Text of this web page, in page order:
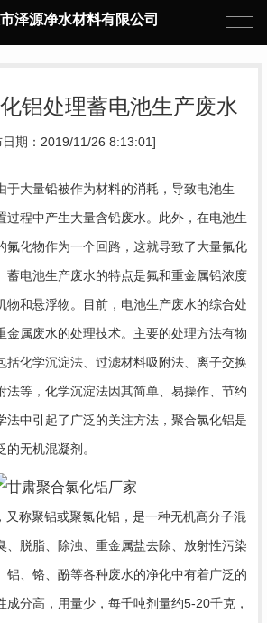
泽源净水材料有限公司
铝处理蓄电池生产废水
日期：2019/11/26 8:13:01]
于大量铅被作为材料的消耗，导致电池生
过程中产生大量含铅废水。此外，在电池生
氟化物作为一个回路，这就导致了大量氟化
蓄电池生产废水的特点是氟和重金属铅浓度
物和悬浮物。目前，电池生产废水的综合处
金属废水的处理技术。主要的处理方法有物
括化学沉淀法、过滤材料吸附法、离子交换
法等，化学沉淀法因其简单、易操作、节约
法中引起了广泛的关注方法，聚合氯化铝是
无机混凝剂。
又称聚铝或聚氯化铝，是一种无机高分子混
、脱脂、除浊、重金属盐去除、放射性污染
铝、铬、酚等各种废水的净化中有着广泛的
成分高，用量少，每千吨剂量约5-20千克，